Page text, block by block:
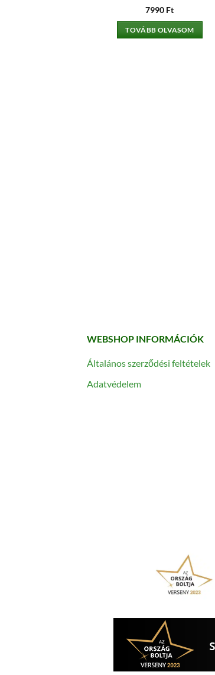
Értékelés:5
7990 Ft
TOVÁBB OLVASOM
WEBSHOP INFORMÁCIÓK
Általános szerződési feltételek
Adatvédelem